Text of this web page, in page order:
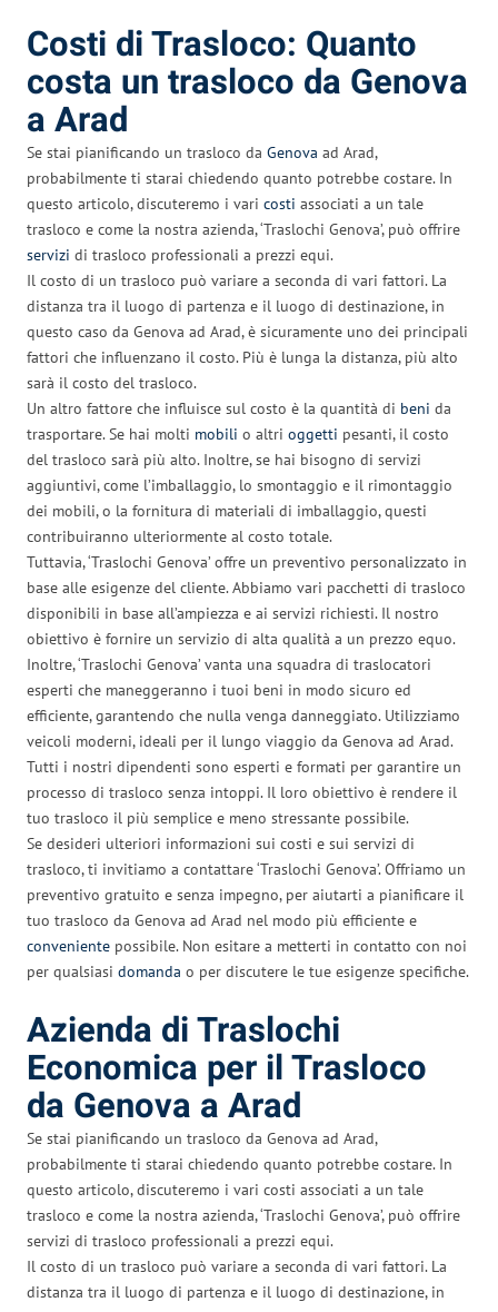
Costi di Trasloco: Quanto
costa un trasloco da Genova
a Arad
Se stai pianificando un trasloco da Genova ad Arad,
probabilmente ti starai chiedendo quanto potrebbe costare. In
questo articolo, discuteremo i vari costi associati a un tale
trasloco e come la nostra azienda, ‘Traslochi Genova’, può offrire
servizi di trasloco professionali a prezzi equi.
Il costo di un trasloco può variare a seconda di vari fattori. La
distanza tra il luogo di partenza e il luogo di destinazione, in
questo caso da Genova ad Arad, è sicuramente uno dei principali
fattori che influenzano il costo. Più è lunga la distanza, più alto
sarà il costo del trasloco.
Un altro fattore che influisce sul costo è la quantità di beni da
trasportare. Se hai molti mobili o altri oggetti pesanti, il costo
del trasloco sarà più alto. Inoltre, se hai bisogno di servizi
aggiuntivi, come l’imballaggio, lo smontaggio e il rimontaggio
dei mobili, o la fornitura di materiali di imballaggio, questi
contribuiranno ulteriormente al costo totale.
Tuttavia, ‘Traslochi Genova’ offre un preventivo personalizzato in
base alle esigenze del cliente. Abbiamo vari pacchetti di trasloco
disponibili in base all’ampiezza e ai servizi richiesti. Il nostro
obiettivo è fornire un servizio di alta qualità a un prezzo equo.
Inoltre, ‘Traslochi Genova’ vanta una squadra di traslocatori
esperti che maneggeranno i tuoi beni in modo sicuro ed
efficiente, garantendo che nulla venga danneggiato. Utilizziamo
veicoli moderni, ideali per il lungo viaggio da Genova ad Arad.
Tutti i nostri dipendenti sono esperti e formati per garantire un
processo di trasloco senza intoppi. Il loro obiettivo è rendere il
tuo trasloco il più semplice e meno stressante possibile.
Se desideri ulteriori informazioni sui costi e sui servizi di
trasloco, ti invitiamo a contattare ‘Traslochi Genova’. Offriamo un
preventivo gratuito e senza impegno, per aiutarti a pianificare il
tuo trasloco da Genova ad Arad nel modo più efficiente e
conveniente possibile. Non esitare a metterti in contatto con noi
per qualsiasi domanda o per discutere le tue esigenze specifiche.
Azienda di Traslochi
Economica per il Trasloco
da Genova a Arad
Se stai pianificando un trasloco da Genova ad Arad,
probabilmente ti starai chiedendo quanto potrebbe costare. In
questo articolo, discuteremo i vari costi associati a un tale
trasloco e come la nostra azienda, ‘Traslochi Genova’, può offrire
servizi di trasloco professionali a prezzi equi.
Il costo di un trasloco può variare a seconda di vari fattori. La
distanza tra il luogo di partenza e il luogo di destinazione, in